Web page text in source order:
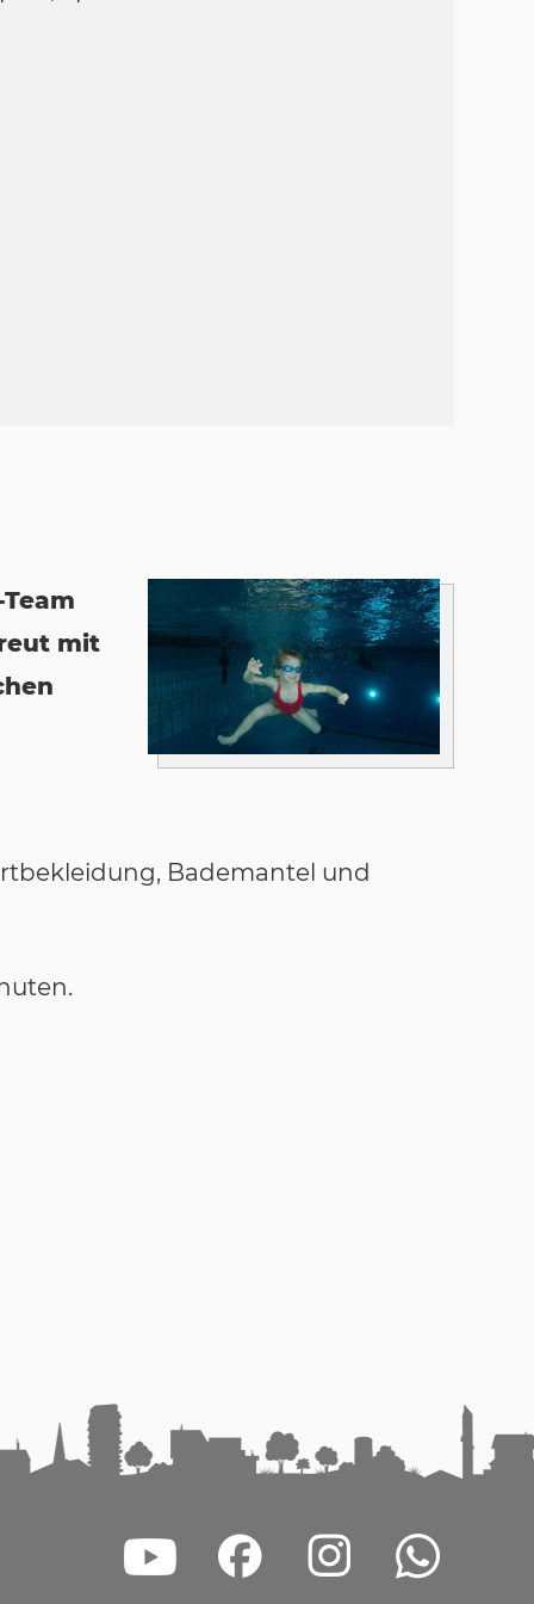
mit
Bademantel und